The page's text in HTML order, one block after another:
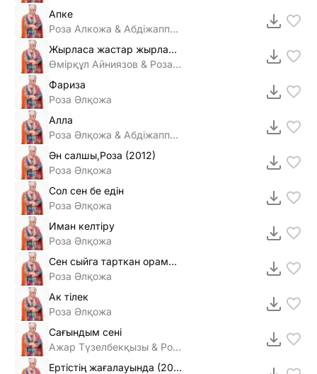
Апке
Роза Алкожа & Абдiжаппар Алкожа
Жырласа жастар жырласын (2011)
Өмiрқұл Айниязов & Роза Әлқожа
Фариза
Роза Әлқожа
Алла
Роза Әлқожа & Абдiжаппар Алкожа
Ән салшы,Роза (2012)
Роза Әлқожа
Сол сен бе едiн
Роза Әлқожа
Иман келтiру
Роза Әлқожа
Сен сыйга тарткан орамал (2012)
Роза Әлқожа
Ак тiлек
Роза Әлқожа
Сағындым сенi
Ажар Түзелбекқызы & Роза Әлқожа
Ертiстiң жағалауында (2012)